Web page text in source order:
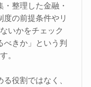
整理した金融・
の前提条件やリ
いかをチェック
べきか」という判
。
役割ではなく、